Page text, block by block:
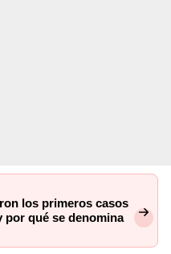
los primeros casos
por qué se denomina